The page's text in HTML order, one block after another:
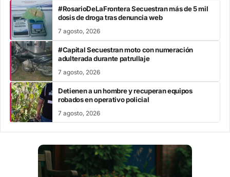
#RosarioDeLaFrontera Secuestran más de 5 mil
dosis de droga tras denuncia web
7 agosto, 2026
#Capital Secuestran moto con numeración
adulterada durante patrullaje
7 agosto, 2026
Detienen a un hombre y recuperan equipos
robados en operativo policial
7 agosto, 2026